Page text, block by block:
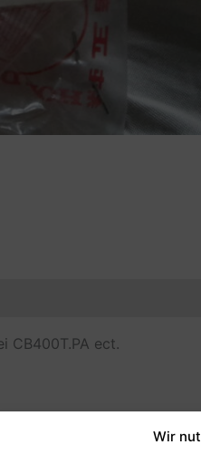
Wir
CB400T.PA ect.